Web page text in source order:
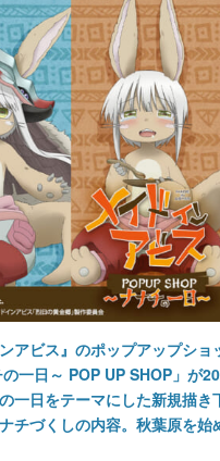
ンアビス』のポップアップシ
一日～ POP UP SHOP」が
一日をテーマにした新規描き
チづくしの内容。秋葉原を始